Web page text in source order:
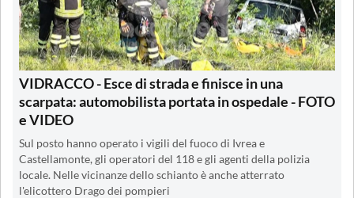
VIDRACCO - Esce di strada e finisce in una
scarpata: automobilista portata in ospedale - FOTO
e VIDEO
Sul posto hanno operato i vigili del fuoco di Ivrea e
Castellamonte, gli operatori del 118 e gli agenti della polizia
locale. Nelle vicinanze dello schianto è anche atterrato
l'elicottero Drago dei pompieri